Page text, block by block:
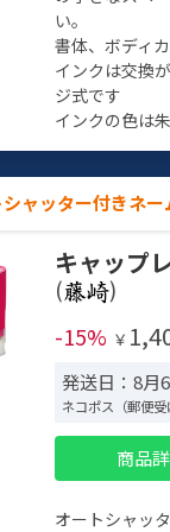
い。
書体、ボディ
インクは交換
ジ式です
インクの色は朱
ャッター付きネー
キャップ
(
)
-15% ￥
発送日：8月
ネコポス（郵便受
商品
オートシャッ